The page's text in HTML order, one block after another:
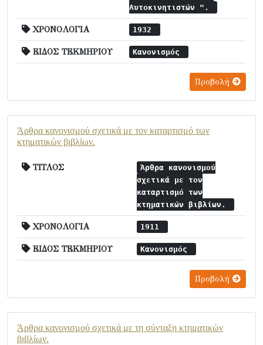
Αυτοκινητιστών ".
ΧΡΟΝΟΛΟΓΙΑ 1932
ΕΙΔΟΣ ΤΕΚΜΗΡΙΟΥ Κανονισμός
Προβολή
Άρθρα κανονισμού σχετικά με τον καταρτισμό των
κτηματικών βιβλίων.
ΤΙΤΛΟΣ
Άρθρα κανονισμού
σχετικά με τον
καταρτισμό των
κτηματικών βιβλίων.
ΧΡΟΝΟΛΟΓΙΑ 1911
ΕΙΔΟΣ ΤΕΚΜΗΡΙΟΥ Κανονισμός
Προβολή
Άρθρα κανονισμού σχετικά με τη σύνταξη κτηματικών
βιβλίων.